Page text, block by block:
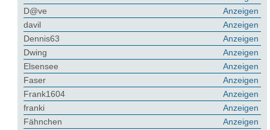
Anzeigen
D@ve
Anzeigen
davil
Anzeigen
Dennis63
Anzeigen
Dwing
Anzeigen
Elsensee
Anzeigen
Faser
Anzeigen
Frank1604
Anzeigen
franki
Anzeigen
Fähnchen